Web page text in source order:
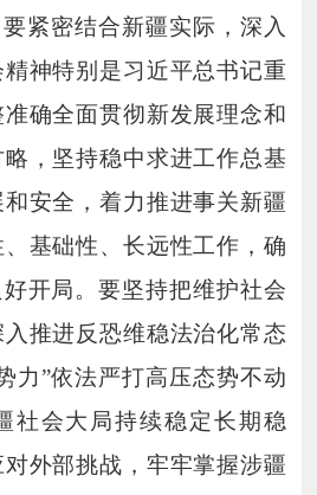
紧密结合新疆实际，深入
神特别是习近平总书记重
确全面贯彻新发展理念和
，坚持稳中求进工作总基
安全，着力推进事关新疆
基础性、长远性工作，确
好开局。要坚持把维护社会
推进反恐维稳法治化常态
力”依法严打高压态势不动
社会大局持续稳定长期稳
外部挑战，牢牢掌握涉疆